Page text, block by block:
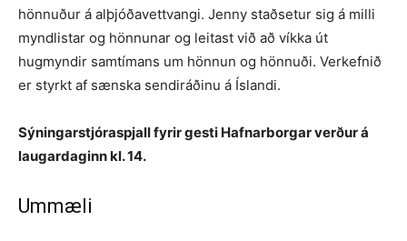
hönnuður á alþjóðavettvangi. Jenny staðsetur sig á milli
myndlistar og hönnunar og leitast við að víkka út
hugmyndir samtímans um hönnun og hönnuði. Verkefnið
er styrkt af sænska sendiráðinu á Íslandi.
Sýningarstjóraspjall fyrir gesti Hafnarborgar verður á
laugardaginn kl. 14.
Ummæli